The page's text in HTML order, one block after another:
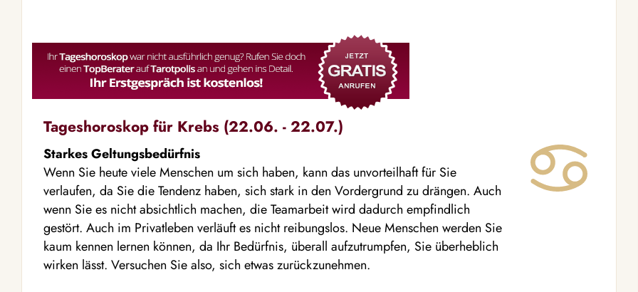
Tageshoroskop für Krebs (22.06. - 22.07.)
Starkes Geltungsbedürfnis
Wenn Sie heute viele Menschen um sich haben, kann das unvorteilhaft für Sie
verlaufen, da Sie die Tendenz haben, sich stark in den Vordergrund zu drängen. Auch
wenn Sie es nicht absichtlich machen, die Teamarbeit wird dadurch empfindlich
gestört. Auch im Privatleben verläuft es nicht reibungslos. Neue Menschen werden Sie
kaum kennen lernen können, da Ihr Bedürfnis, überall aufzutrumpfen, Sie überheblich
wirken lässt. Versuchen Sie also, sich etwas zurückzunehmen.